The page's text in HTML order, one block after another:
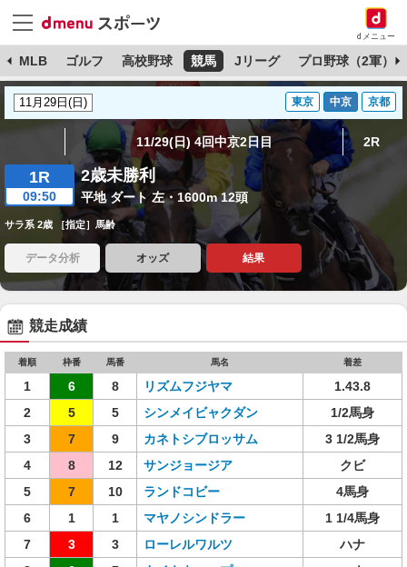
dメニュー
MLB ゴルフ 高校野球 競馬 Jリーグ プロ野球（2軍）
東京 中京 京都
11/29(日) 4回中京2日目 2R
1R
09:50
2歳未勝利
平地 ダート 左・1600m 12頭
サラ系 2歳 ［指定］馬齢
データ分析 オッズ 結果
競走成績
着順 枠番 馬番 馬名 着差
1 6 8 リズムフジヤマ
1.43.8
2
5 5 シンメイビャクダン
1/2馬身
3
7 9 カネトシブロッサム
3 1/2馬身
4
8 12 サンジョージア
クビ
5
7 10 ランドコビー
4馬身
6
1 1 マヤノシンドラー
1 1/4馬身
7
3 3 ローレルワルツ
ハナ